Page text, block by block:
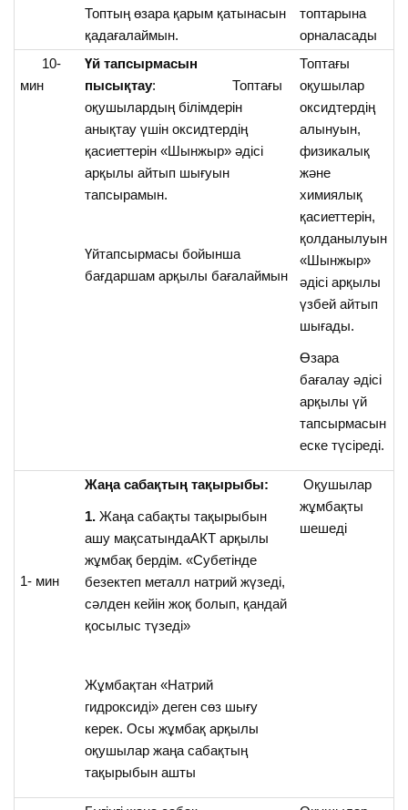
Топтың өзара қарым қатынасын
қадағалаймын.
топтарына
орналасады
10-
мин
Үй тапсырмасын
пысықтау: Топтағы
оқушылардың білімдерін
анықтау үшін оксидтердің
қасиеттерін «Шынжыр» әдісі
арқылы айтып шығуын
тапсырамын.
Үйтапсырмасы бойынша
бағдаршам арқылы бағалаймын
Топтағы
оқушылар
оксидтердің
алынуын,
физикалық
және
химиялық
қасиеттерін,
қолданылуын
«Шынжыр»
әдісі арқылы
үзбей айтып
шығады.
Өзара
бағалау әдісі
арқылы үй
тапсырмасын
еске түсіреді.
1- мин
Жаңа сабақтың тақырыбы:
1. Жаңа сабақты тақырыбын
ашу мақсатындаАКТ арқылы
жұмбақ бердім. «Субетінде
безектеп металл натрий жүзеді,
сәлден кейін жоқ болып, қандай
қосылыс түзеді»
Жұмбақтан «Натрий
гидроксиді» деген сөз шығу
керек. Осы жұмбақ арқылы
оқушылар жаңа сабақтың
тақырыбын ашты
Оқушылар
жұмбақты
шешеді